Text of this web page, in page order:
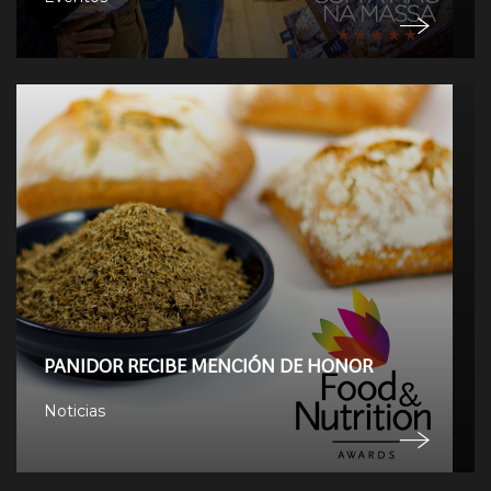
PANIDOR RECIBE MENCIÓN DE HONOR
Noticias